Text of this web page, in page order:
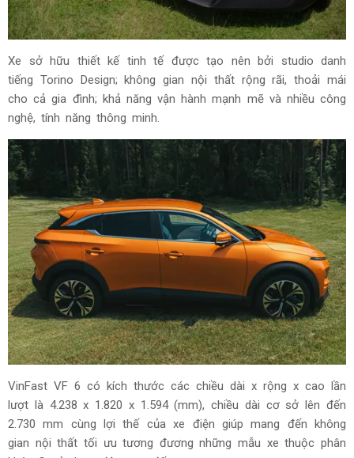
Xe sở hữu thiết kế tinh tế được tạo nên bởi studio danh
tiếng Torino Design; không gian nội thất rộng rãi, thoải mái
cho cả gia đình; khả năng vận hành mạnh mẽ và nhiều công
nghệ, tính năng thông minh.
VinFast VF 6 có kích thước các chiều dài x rộng x cao lần
lượt là 4.238 x 1.820 x 1.594 (mm), chiều dài cơ sở lên đến
2.730 mm cùng lợi thế của xe điện giúp mang đến không
gian nội thất tối ưu tương đương những mẫu xe thuộc phân